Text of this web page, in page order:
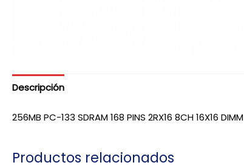
Descripción
256MB PC-133 SDRAM 168 PINS 2RX16 8CH 16X16 DIMM
Productos relacionados